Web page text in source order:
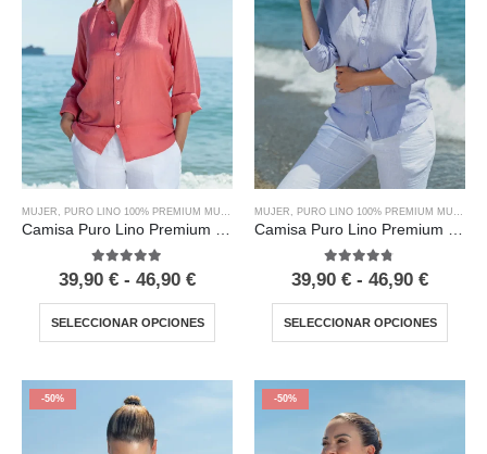
MUJER , PURO LINO 100% PREMIUM MUJER
Camisa Puro Lino Premium Coral Mujer
5.00 out of 5
39,90 € - 46,90 €
SELECCIONAR OPCIONES
MUJER , PURO LINO 100% PREMIUM MUJER
Camisa Puro Lino Premium Malva Mujer
4.67 out of 5
39,90 € - 46,90 €
SELECCIONAR OPCIONES
-50% -50%